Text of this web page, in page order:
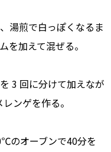
湯煎で白っぽくなるま
を加えて混ぜる。
3 回に分けて加えなが
ンゲを作る。
℃のオーブンで40分を